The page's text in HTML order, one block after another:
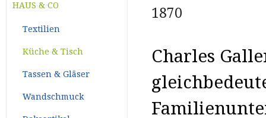
1870
Charles
HAUS & CO
Textilien
Küche & Tisch
Tassen & Gläser
Wandschmuck